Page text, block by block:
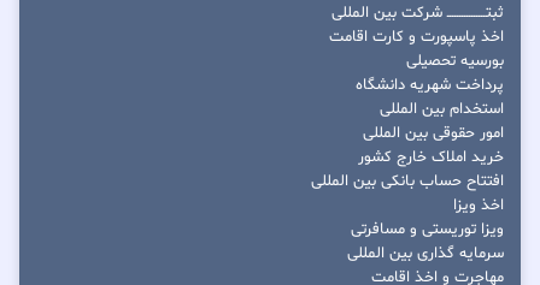
ثبتــــــــــــــــ شرکت بین المللی
اخذ پاسپورت و کارت اقامت
بورسیه تحصیلی
پرداخت شهریه دانشگاه
استخدام بین المللی
امور حقوقی بین المللی
خرید املاک خارج کشور
افتتاح حساب بانکی بین المللی
اخذ ویزا
ویزا توریستی و مسافرتی
سرمایه گذاری بین المللی
مهاجرت و اخذ اقامت